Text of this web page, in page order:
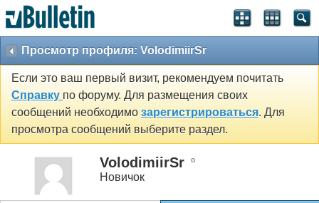
Просмотр профиля: VolodimiirSr
Если это ваш первый визит, рекомендуем почитать
Справку по форуму. Для размещения своих
сообщений необходимо зарегистрироваться. Для
просмотра сообщений выберите раздел.
VolodimiirSr
Новичок